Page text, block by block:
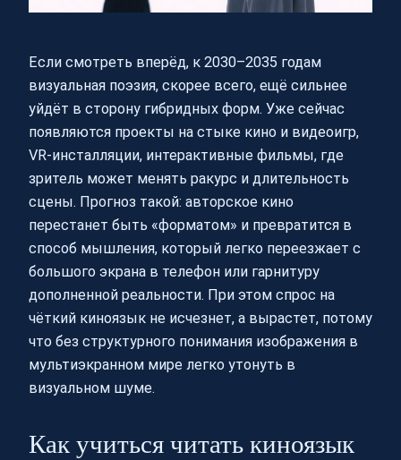
Если смотреть вперёд, к 2030–2035 годам
визуальная поэзия, скорее всего, ещё сильнее
уйдёт в сторону гибридных форм. Уже сейчас
появляются проекты на стыке кино и видеоигр,
VR‑инсталляции, интерактивные фильмы, где
зритель может менять ракурс и длительность
сцены. Прогноз такой: авторское кино
перестанет быть «форматом» и превратится в
способ мышления, который легко переезжает с
большого экрана в телефон или гарнитуру
дополненной реальности. При этом спрос на
чёткий киноязык не исчезнет, а вырастет, потому
что без структурного понимания изображения в
мультиэкранном мире легко утонуть в
визуальном шуме.
Как учиться читать киноязык